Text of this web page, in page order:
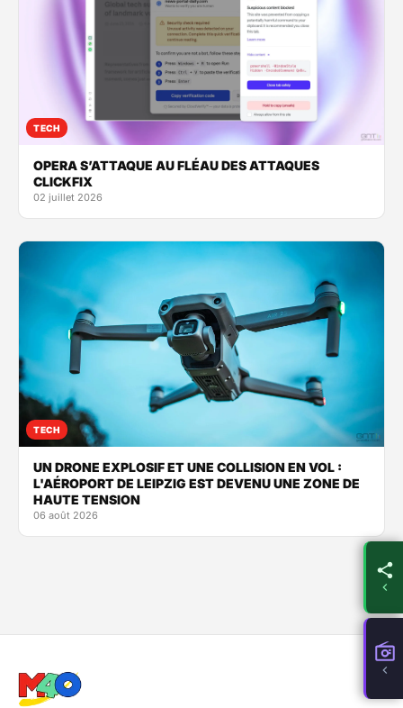
TECH
OPERA S’ATTAQUE AU FLÉAU DES ATTAQUES
CLICKFIX
02 juillet 2026
TECH
UN DRONE EXPLOSIF ET UNE COLLISION EN VOL :
L'AÉROPORT DE LEIPZIG EST DEVENU UNE ZONE DE
HAUTE TENSION
06 août 2026